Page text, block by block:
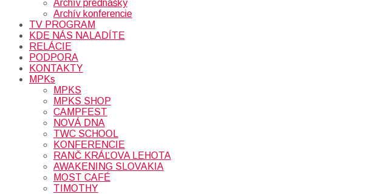
Archív prednášky
Archív konferencie
TV PROGRAM
KDE NÁS NALADÍTE
RELÁCIE
PODPORA
KONTAKTY
MPKs
MPKS
MPKS SHOP
CAMPFEST
NOVÁ DNA
TWC SCHOOL
KONFERENCIE
RANČ KRÁĽOVA LEHOTA
AWAKENING SLOVAKIA
MOST CAFÉ
TIMOTHY